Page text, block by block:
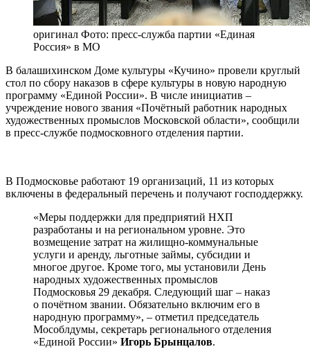
оригинал Фото: пресс-служба партии «Единая
Россия» в МО
В балашихинском Доме культуры «Кучино» провели круглый
стол по сбору наказов в сфере культуры в новую народную
программу «Единой России». В числе инициатив –
учреждение нового звания «Почётный работник народных
художественных промыслов Московской области», сообщили
в пресс-службе подмосковного отделения партии.
В Подмосковье работают 19 организаций, 11 из которых
включены в федеральный перечень и получают господдержку.
«Меры поддержки для предприятий НХП
разработаны и на региональном уровне. Это
возмещение затрат на жилищно-коммунальные
услуги и аренду, льготные займы, субсидии и
многое другое. Кроме того, мы установили День
народных художественных промыслов
Подмосковья 29 декабря. Следующий шаг – наказ
о почётном звании. Обязательно включим его в
народную программу», – отметил председатель
Мособлдумы, секретарь регионального отделения
«Единой России» Игорь Брынцалов.